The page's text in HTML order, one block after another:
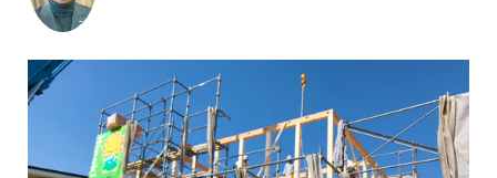
トップページ
コンセプト
ラインナップ
ZERO STYLE
コンフォート
コンフォート 間取一覧
コンフォート 設備・仕様一
ハウジングモール倉敷
岡山支店
安江展示場
HINOラボ
来店・相談予約
イベント情報